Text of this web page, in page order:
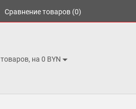
Сравнение товаров (0)
товаров, на 0 BYN